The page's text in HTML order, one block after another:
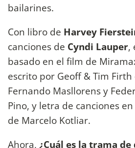
bailarines.
Con libro de Harvey
canciones de Cyndi Lauper,
basado en el film de
escrito por Geoff & Tim Firth
Fernando Masllorens y
Pino, y letra de canciones
de Marcelo Kotliar.
Ahora, ¿Cuál es la trama de